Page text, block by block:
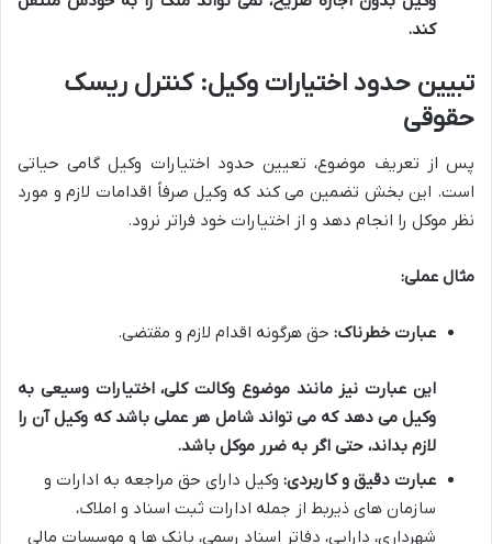
کند.
تبیین حدود اختیارات وکیل: کنترل ریسک
حقوقی
پس از تعریف موضوع، تعیین حدود اختیارات وکیل گامی حیاتی
است. این بخش تضمین می کند که وکیل صرفاً اقدامات لازم و مورد
نظر موکل را انجام دهد و از اختیارات خود فراتر نرود.
مثال عملی:
عبارت خطرناک: حق هرگونه اقدام لازم و مقتضی.
این عبارت نیز مانند موضوع وکالت کلی، اختیارات وسیعی به
وکیل می دهد که می تواند شامل هر عملی باشد که وکیل آن را
لازم بداند، حتی اگر به ضرر موکل باشد.
عبارت دقیق و کاربردی: وکیل دارای حق مراجعه به ادارات و
سازمان های ذیربط از جمله ادارات ثبت اسناد و املاک،
شهرداری، دارایی، دفاتر اسناد رسمی، بانک ها و موسسات مالی